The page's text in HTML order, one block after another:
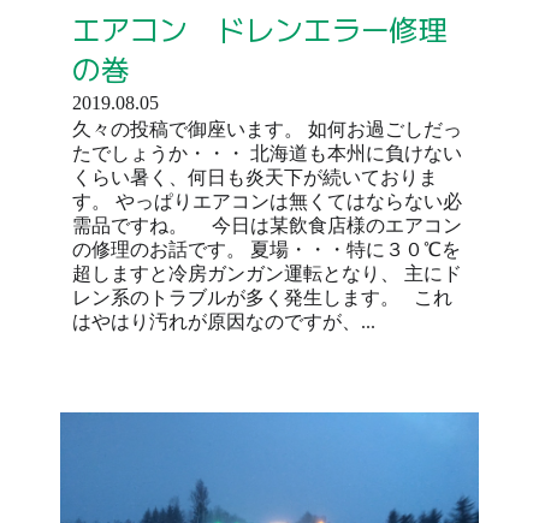
エアコン ドレンエラー修理
の巻
2019.08.05
久々の投稿で御座います。 如何お過ごしだっ
たでしょうか・・・ 北海道も本州に負けない
くらい暑く、何日も炎天下が続いておりま
す。 やっぱりエアコンは無くてはならない必
需品ですね。 今日は某飲食店様のエアコン
の修理のお話です。 夏場・・・特に３０℃を
超しますと冷房ガンガン運転となり、 主にド
レン系のトラブルが多く発生します。 これ
はやはり汚れが原因なのですが、...